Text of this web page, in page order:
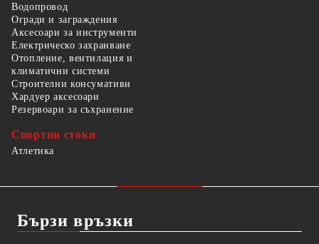
Водопровод
Огради и заграждения
Аксесоари за инструменти
Електрическо захранване
Отопление, вентилация и
климатични системи
Строителни консумативи
Хардуер аксесоари
Резервоари за съхранение
Спортни стоки
Атлетика
Бързи връзки